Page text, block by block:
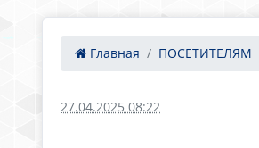
Главная ПОСЕТИТЕЛЯМ
27.04.2025 08:22